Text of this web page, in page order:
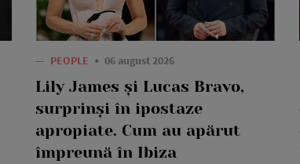
— PEOPLE 06 august 2026
Lily James și Lucas Bravo,
surprinși în ipostaze
apropiate. Cum au apărut
împreună în Ibiza